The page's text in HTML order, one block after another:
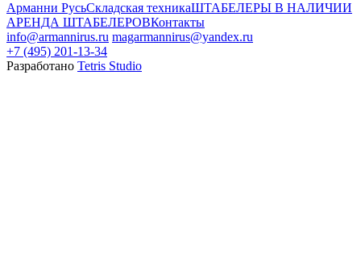
Арманни РусьСкладская техникаШТАБЕЛЕРЫ В НАЛИЧИИ
АРЕНДА ШТАБЕЛЕРОВКонтакты
info@armannirus.ru magarmannirus@yandex.ru
+7 (495) 201-13-34
Разработано Tetris Studio